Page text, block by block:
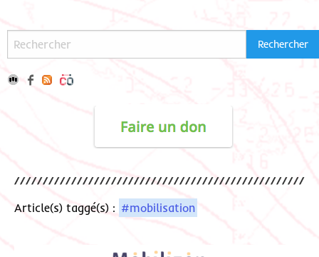
Article(s) taggé(s) : #mobilisation